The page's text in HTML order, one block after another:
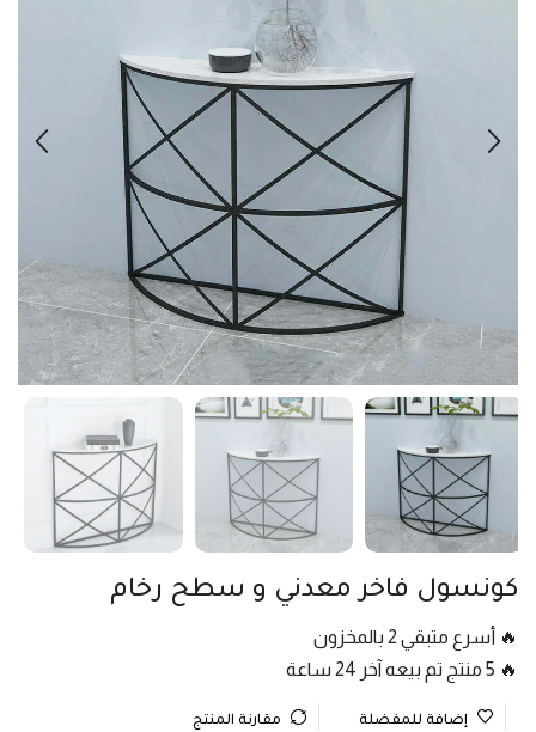
كونسول فاخر معدني و سطح رخام
🔥 أسرع متبقي 2 بالمخزون
🔥 5 منتج تم بيعه آخر 24 ساعة
إضافة للمفضلة مقارنة المنتج